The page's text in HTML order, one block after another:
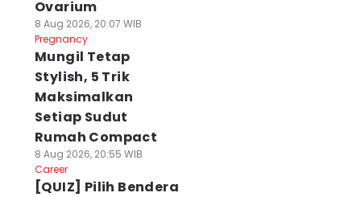
Ovarium
8 Aug 2026, 20:07 WIB
Pregnancy
Mungil Tetap
Stylish, 5 Trik
Maksimalkan
Setiap Sudut
Rumah Compact
8 Aug 2026, 20:55 WIB
Career
[QUIZ] Pilih Bendera